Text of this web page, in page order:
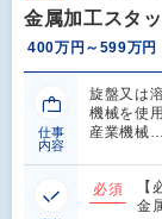
金属加工スタ
400万円～599万円
仕事
内容
旋盤又は
機械を使
産業機械…
必須
金